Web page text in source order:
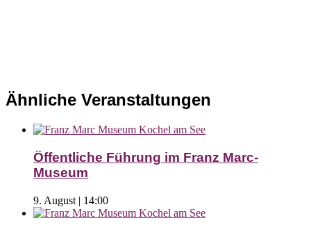
Ähnliche Veranstaltungen
Öffentliche Führung im Franz Marc-
Museum
9. August | 14:00